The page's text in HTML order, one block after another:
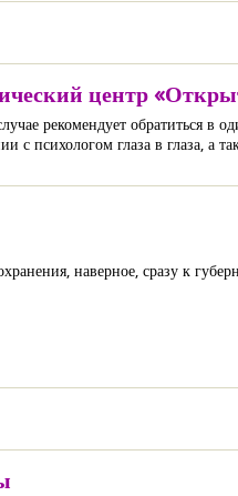
центр
рекомендует обратиться в
с психологом глаза в глаза, а
наверное, сразу к